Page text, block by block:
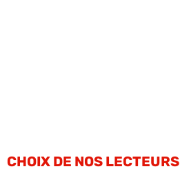
CHOIX DE NOS LECTEURS